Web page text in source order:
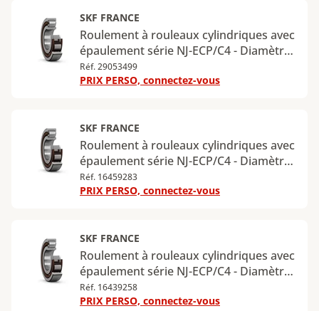
kN
SKF FRANCE
Roulement à rouleaux cylindriques avec
épaulement série NJ-ECP/C4 - Diamètre
intérieur : 75 mm - Diamètre extérieur :
160 mm - Largeur : 55 mm - Charge
kN
Réf. 29053499
PRIX PERSO, connectez-vous
SKF FRANCE
Roulement à rouleaux cylindriques avec
épaulement série NJ-ECP/C4 - Diamètre
intérieur : 80 mm - Diamètre extérieur :
170 mm - Largeur : 39 mm - Charge
kN
Réf. 16459283
PRIX PERSO, connectez-vous
SKF FRANCE
Roulement à rouleaux cylindriques avec
épaulement série NJ-ECP/C4 - Diamètre
intérieur : 80 mm - Diamètre extérieur :
170 mm - Largeur : 58 mm - Charge
Réf. 16439258
PRIX PERSO, connectez-vous